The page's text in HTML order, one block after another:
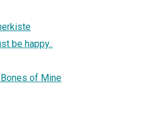
be happy..
of Mine